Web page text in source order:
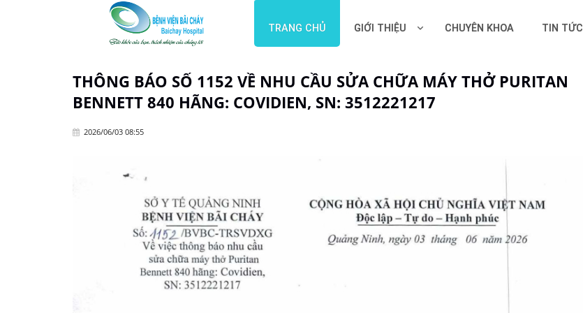
TRANG CHỦ GIỚI THIỆU CHUYÊN KHOA TIN TỨC
THÔNG BÁO SỐ 1152 VỀ NHU CẦU SỬA CHỮA MÁY THỞ PURITAN
BENNETT 840 HÃNG: COVIDIEN, SN: 3512221217
2026/06/03 08:55